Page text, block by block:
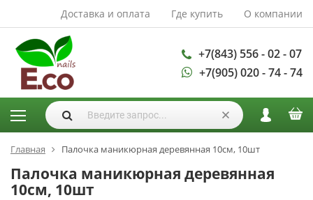
Доставка и оплата Где купить О компании
+7(843) 556 - 02 - 07
+7(905) 020 - 74 - 74
АКСЕССУАРЫ И
РАСХОДНЫЕ
МАТЕРИАЛЫ
Аксессуары
Запасные
лампы
Кисти
Одноразовая
Пилки
Главная Палочка маникюрная деревянная 10см, 10шт
Палочка маникюрная деревянная
10см, 10шт